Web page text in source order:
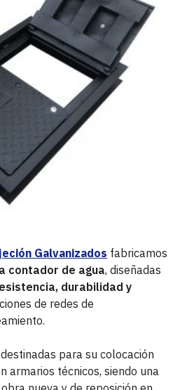
Galvanizados fabricamos
contador de agua, diseñadas
durabilidad y
de redes de
para su colocación
armarios técnicos, siendo una